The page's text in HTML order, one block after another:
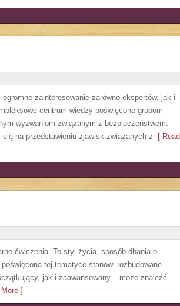
zainteresowanie zarówno ekspertów, jak i
centrum wiedzy poświęcone grupom
wyzwaniom związanym z bezpieczeństwem.
na przedstawieniu zjawisk związanych z [ Read
ćwiczenia. To styl życia, sposób dbania o
tej tematyce stanowi rozbudowane
jak i zaawansowany – może znaleźć
]